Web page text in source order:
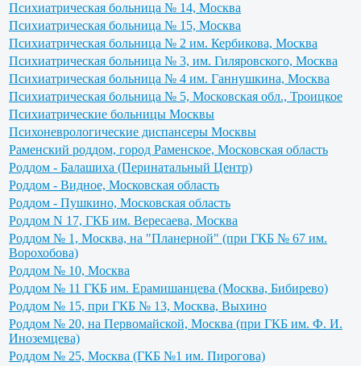
Психиатрическая больница № 14, Москва
Психиатрическая больница № 15, Москва
Психиатрическая больница № 2 им. Кербикова, Москва
Психиатрическая больница № 3, им. Гиляровского, Москва
Психиатрическая больница № 4 им. Ганнушкина, Москва
Психиатрическая больница № 5, Московская обл., Троицкое
Психиатрические больницы Москвы
Психоневрологические диспансеры Москвы
Раменский роддом, город Раменское, Московская область
Роддом - Балашиха (Перинатальный Центр)
Роддом - Видное, Московская область
Роддом - Пушкино, Московская область
Роддом N 17, ГКБ им. Вересаева, Москва
Роддом № 1, Москва, на "Планерной" (при ГКБ № 67 им.
Ворохобова)
Роддом № 10, Москва
Роддом № 11 ГКБ им. Ерамишанцева (Москва, Бибирево)
Роддом № 15, при ГКБ № 13, Москва, Выхино
Роддом № 20, на Первомайской, Москва (при ГКБ им. Ф. И.
Иноземцева)
Роддом № 25, Москва (ГКБ №1 им. Пирогова)